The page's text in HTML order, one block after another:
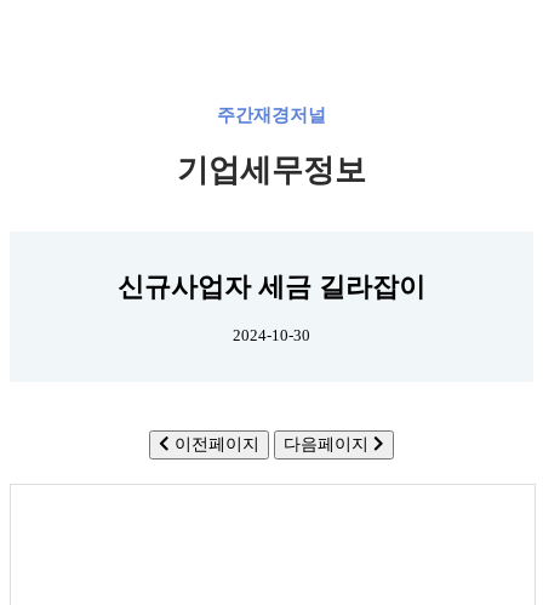
주간재경저널
기업세무정보
신규사업자 세금 길라잡이
2024-10-30
이전페이지 다음페이지